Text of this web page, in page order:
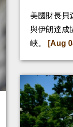
美國財長貝
與伊朗達成
峽。
[Aug